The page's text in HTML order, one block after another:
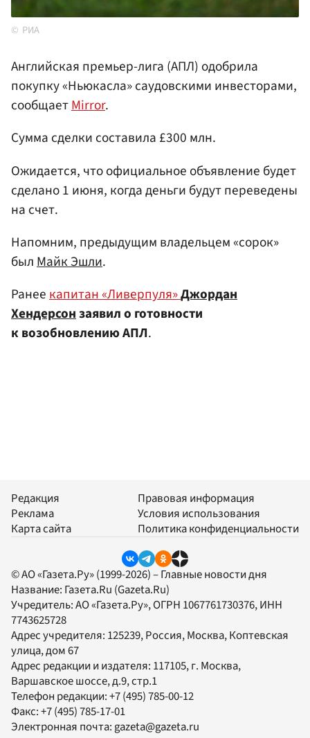
РИА
Английская премьер-лига (АПЛ) одобрила
покупку «Ньюкасла» саудовскими инвесторами,
сообщаетMirror.
Сумма сделки составила £300 млн.
Ожидается, что официальное объявление будет
сделано 1 июня, когда деньги будут переведены
на счет.
Напомним, предыдущим владельцем «сорок»
былМайк Эшли.
Ранеекапитан «Ливерпуля»Джордан
Хендерсонзаявил о готовности
к возобновлению АПЛ.
Редакция
Реклама
Карта сайта
Правовая информация
Условия использования
Политика конфиденциальности
© АО «Газета.Ру» (1999-2026) – Главные новости дня
Название: Газета.Ru (Gazeta.Ru)
Учредитель:АО «Газета.Ру», ОГРН 1067761730376, ИНН
7743625728
Адрес учредителя: 125239, Россия, Москва, Коптевская
улица, дом 67
Адрес редакции и издателя: 117105, г. Москва,
Варшавское шоссе, д.9, стр.1
Телефон редакции:+7 (495) 785-00-12
Факс:+7 (495) 785-17-01
Электронная почта:gazeta@gazeta.ru